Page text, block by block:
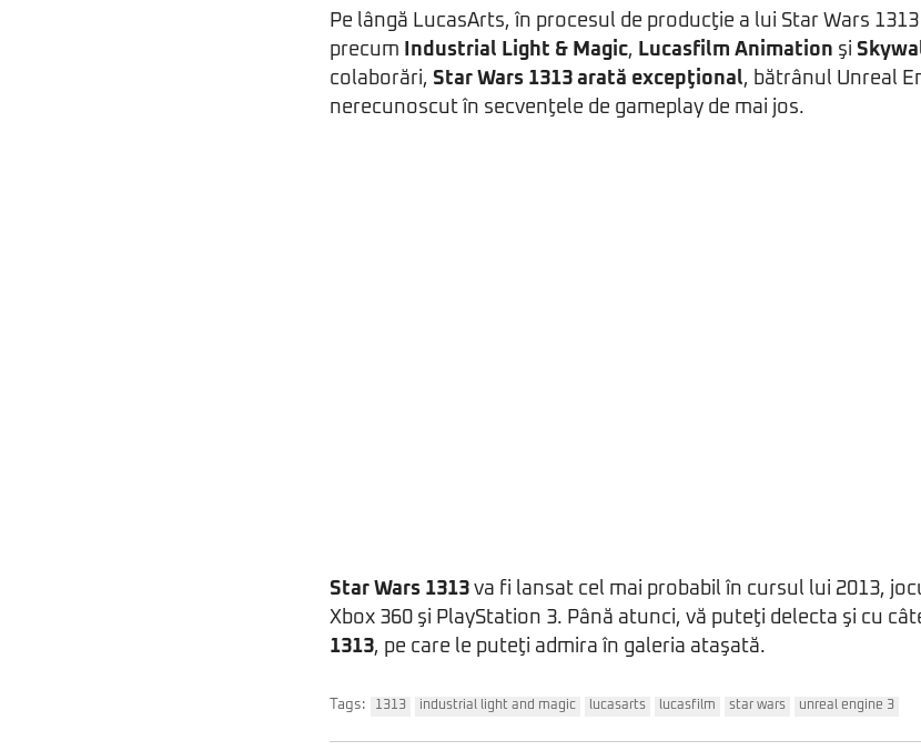
Pe lângă LucasArts, în procesul de producţie a lui Star Wars
precum
Industrial Light & Magic, Lucasfilm Animation şi
colaborări, Star Wars 1313 arată excepţional, bătrânul Unreal
nerecunoscut în secvenţele de gameplay de mai jos.
Star Wars 1313 va fi lansat cel mai probabil în cursul lui 2013,
Xbox 360 şi PlayStation 3. Până atunci, vă puteţi delecta şi cu
1313, pe care le puteţi admira în galeria ataşată.
Tags: 1313 industrial light and magic lucasarts lucasfilm star wars unreal engine 3